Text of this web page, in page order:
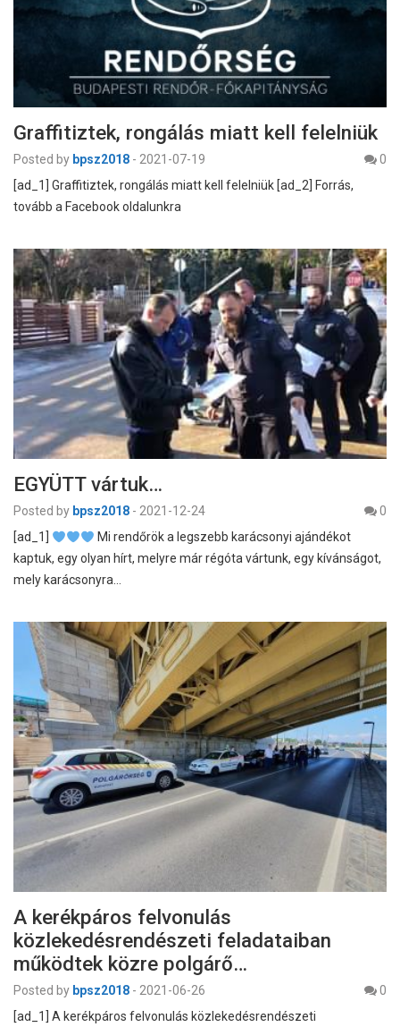
Graffitiztek, rongálás miatt kell felelniük
Posted by bpsz2018 - 2021-07-19
0
[ad_1] Graffitiztek, rongálás miatt kell felelniük [ad_2] Forrás,
tovább a Facebook oldalunkra
EGYÜTT vártuk…
Posted by bpsz2018 - 2021-12-24
0
[ad_1]
Mi rendőrök a legszebb karácsonyi ajándékot
kaptuk, egy olyan hírt, melyre már régóta vártunk, egy kívánságot,
mely karácsonyra…
A kerékpáros felvonulás
közlekedésrendészeti feladataiban
működtek közre polgárő…
Posted by bpsz2018 - 2021-06-26
0
[ad_1] A kerékpáros felvonulás közlekedésrendészeti